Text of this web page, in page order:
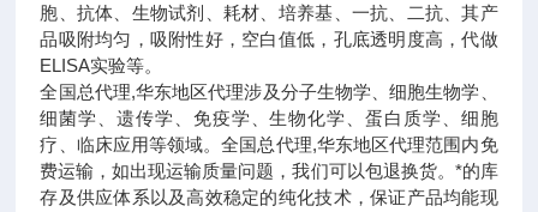
胞、抗体、生物试剂、耗材、培养基、一抗、二抗、其产
品吸附均匀，吸附性好，空白值低，孔底透明度高，代做
ELISA实验等。
全国总代理,华东地区代理涉及分子生物学、细胞生物学、
细菌学、遗传学、免疫学、生物化学、蛋白质学、细胞
疗、临床应用等领域。全国总代理,华东地区代理范围内免
费运输，如出现运输质量问题，我们可以包退换货。 *的库
存及供应体系以及高效稳定的纯化技术，保证产品均能现